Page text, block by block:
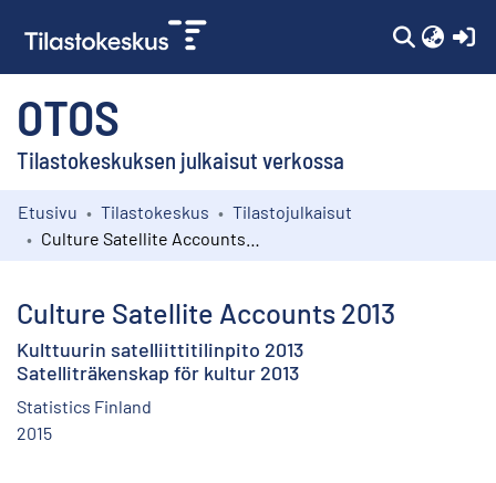
OTOS
Tilastokeskuksen julkaisut verkossa
Kokoelmat
Etusivu Tilastokeskus
Tilastojulkaisut
Culture Satellite Accounts 2013
Kulttuurin satelliittitilinpito 2013
Satelliträkenskap för kultur 2013
Statistics Finland
2015